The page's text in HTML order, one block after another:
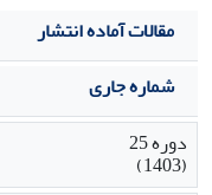
مقالات آماده انتشار
شماره جاری
دوره 25
(1403)